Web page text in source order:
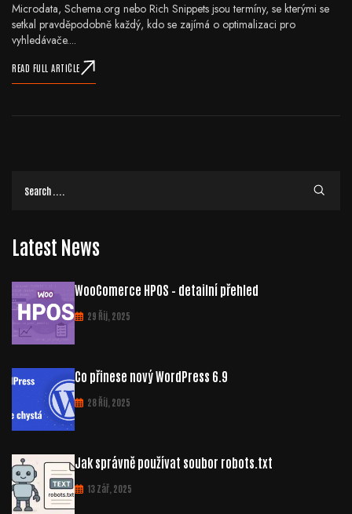
Microdata, Schema.org nebo Rich Snippets jsou termíny, se kterými se
setkal pravděpodobně každý, kdo se zajímá o optimalizaci pro
vyhledávače....
READ FULL ARTICLE
Latest News
WooComerce HPOS – detailní přehled
29 Říj, 2025
Co přinese nový WordPress 6.9
28 Říj, 2025
Jak správně používat soubor robots.txt
13 Zář, 2025